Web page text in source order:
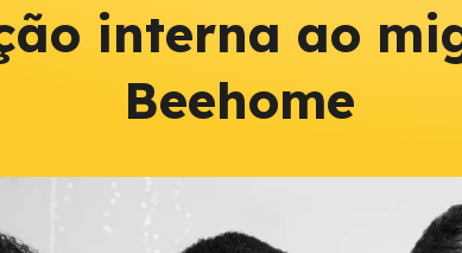
interna ao
Beehome